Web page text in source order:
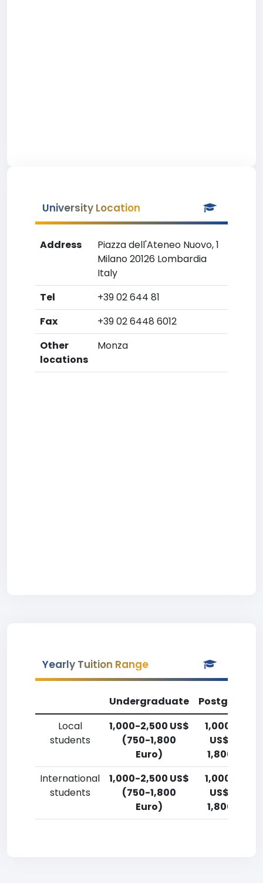
University Location
Address
Piazza dell'Ateneo Nuovo, 1
Milano 20126 Lombardia
Italy
Tel
+39 02 644 81
Fax
+39 02 6448 6012
Other
locations
Monza
Yearly Tuition Range
Undergraduate
Local
students
1,000-2,500 US$
(750-1,800
Euro)
1,000-2,500
US$ (750-
1,800 Euro)
International
students
1,000-2,500 US$
(750-1,800
Euro)
1,000-2,500
US$ (750-
1,800 Euro)